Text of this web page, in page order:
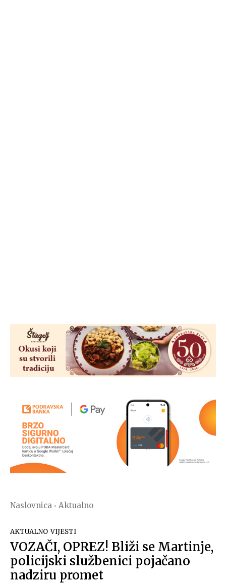
Naslovnica Aktualno
AKTUALNO VIJESTI
VOZAČI, OPREZ! Bliži se Martinje,
policijski službenici pojačano
nadziru promet